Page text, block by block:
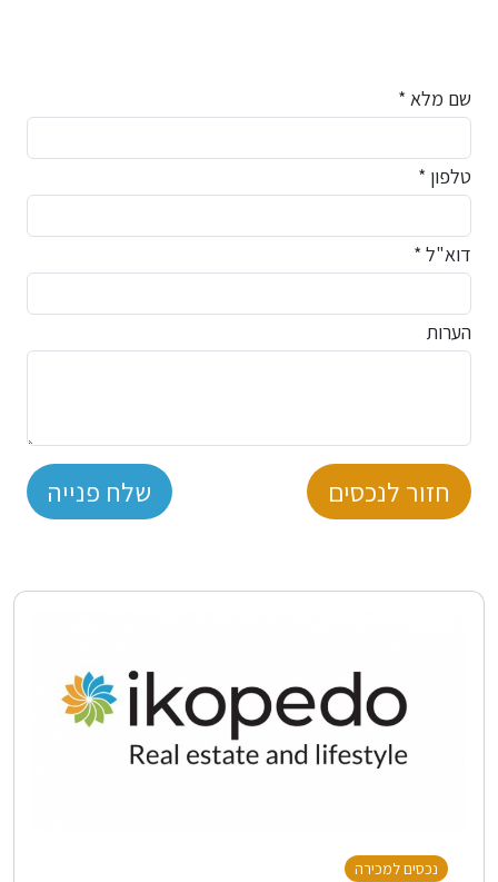
שם מלא *
טלפון *
דוא"ל *
הערות
חזור לנכסים שלח פנייה
נכסים למכירה